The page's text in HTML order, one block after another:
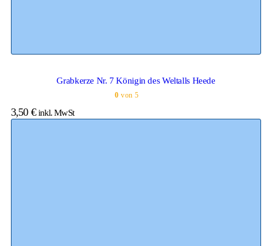
Grabkerze Nr. 7 Königin des Weltalls Heede
0 von 5
3,50 € inkl. MwSt